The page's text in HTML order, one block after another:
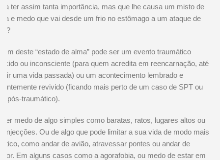
ter assim tanta importância, mas que lhe causa um misto de
e medo que vai desde um frio no estômago a um ataque de
deste “estado de alma” pode ser um evento traumático
ou inconsciente (para quem acredita em reencarnação, até
vir uma vida passada) ou um acontecimento lembrado e
revivido (ficando mais perto de um caso de SPT ou
pós-traumático).
ter medo de algo simples como baratas, ratos, lugares altos ou
injecções. Ou de algo que pode limitar a sua vida de modo mais
como andar de avião, atravessar pontes ou andar de
Em alguns casos como a agorafobia, ou medo de estar em